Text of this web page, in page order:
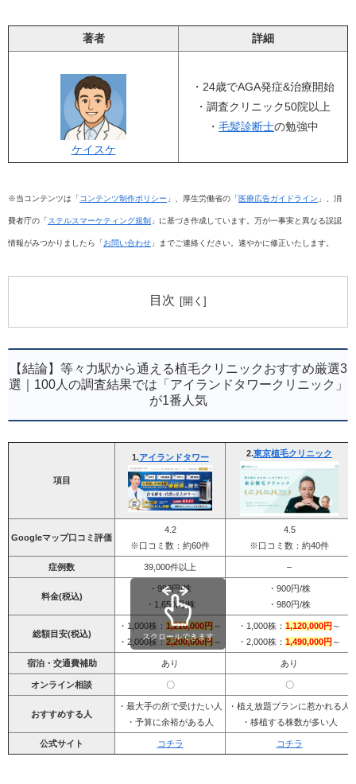
著者 詳細
ケイスケ
・24歳でAGA発症&治療開始
・調査クリニック50院以上
・ 毛髪診断士の勉強中
※当コンテンツは「コンテンツ制作ポリシー 」、厚生労働省の「医療広告ガイドライン 」、消
費者庁の「ステルスマーケティング規制 」に基づき作成しています。万が一事実と異なる誤認
情報がみつかりましたら「お問い合わせ 」までご連絡ください。速やかに修正いたします。
目次
【結論】等々力駅から通える植毛クリニックおすすめ厳選3
選｜100人の調査結果では「アイランドタワークリニック」
が1番人気
項目
1.アイランドタワー 2.東京植毛クリニック
Googleマップ口コミ評価
4.2
※口コミ数：約60件
4.5
※口コミ数：約40件
症例数 39,000件以上 –
料金(税込)
・990円/株
・1,650円/株
・900円/株
・980円/株
総額目安(税込)
・1,000株： 1,210,000円 ～
・2,000株：2,200,000円 ～
・1,000株： 1,120,000円 ～
・2,000株： 1,490,000円 ～
宿泊・交通費補助 あり あり
オンライン相談 〇 〇
おすすめする人
・最大手の所で受けたい人
・予算に余裕がある人
・植え放題プランに惹かれる人
・移植する株数が多い人
公式サイト コチラ コチラ
スクロールできます